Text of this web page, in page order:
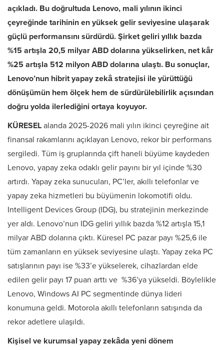
açıkladı. Bu doğrultuda Lenovo, mali yılının ikinci
çeyreğinde tarihinin en yüksek gelir seviyesine ulaşarak
güçlü performansını sürdürdü. Şirket geliri yıllık bazda
%15 artışla 20,5 milyar ABD dolarına yükselirken, net kâr
%25 artışla 512 milyon ABD dolarına ulaştı. Bu sonuçlar,
Lenovo’nun hibrit yapay zekâ stratejisi ile yürüttüğü
dönüşümün hem ölçek hem de sürdürülebilirlik açısından
doğru yolda ilerlediğini ortaya koyuyor.
KÜRESEL alanda 2025-2026 mali yılın ikinci çeyreğine ait
finansal rakamlarını açıklayan Lenovo, rekor bir performans
sergiledi. Tüm iş gruplarında çift haneli büyüme kaydeden
Lenovo, yapay zeka odaklı gelir payını bir yıl içinde %30
artırdı. Yapay zeka sunucuları, PC’ler, akıllı telefonlar ve
yapay zeka hizmetleri bu büyümenin lokomotifi oldu.
Intelligent Devices Group (IDG), bu stratejinin merkezinde
yer aldı. Lenovo’nun IDG geliri yıllık bazda %12 artışla 15,1
milyar ABD dolarına çıktı. Küresel PC pazar payı %25,6 ile
tüm zamanların en yüksek seviyesine ulaştı. Yapay zeka PC
satışlarının payı ise %33’e yükselerek, cihazlardan elde
edilen gelir payı 17 puan arttı ve %36’ya yükseldi. Böylelikle
Lenovo, Windows AI PC segmentinde dünya lideri
konumuna geldi. Motorola akıllı telefonların satışında da
rekor adetlere ulaşıldı.
Kişisel ve kurumsal yapay zekâda yeni dönem